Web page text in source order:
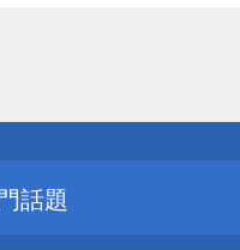
網頁！請小心！
公告
話題
優惠